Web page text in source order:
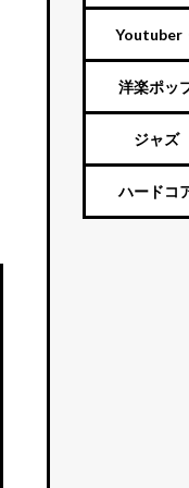
Youtuber
Vtuber・歌
洋楽ポッ
ジャズ
ハードコ